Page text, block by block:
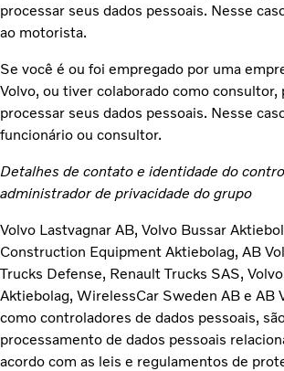
processar seus dados pessoais. Nesse
ao motorista.
Se você é ou foi empregado por uma
Volvo, ou tiver colaborado como consultor,
processar seus dados pessoais. Nesse
funcionário ou consultor.
Detalhes de contato e identidade do
administrador de privacidade do grupo
Volvo Lastvagnar AB, Volvo Bussar
Construction Equipment Aktiebolag, AB
Trucks Defense, Renault Trucks SAS,
Aktiebolag, WirelessCar Sweden AB e AB
como controladores de dados pessoais,
processamento de dados pessoais
acordo com as leis e regulamentos de